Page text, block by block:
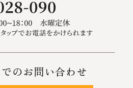
のお問い合わせ